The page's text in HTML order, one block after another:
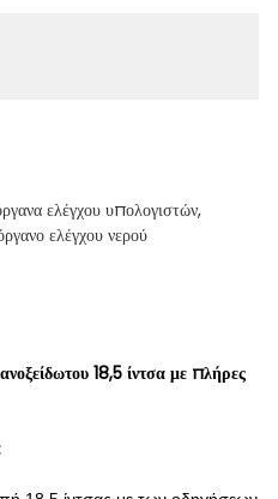
ελέγχου υπολογιστών,
ελέγχου νερού
18,5 ίντσα με πλήρες